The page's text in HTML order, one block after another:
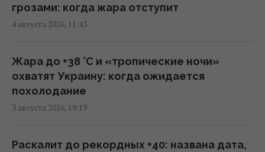
Украина становится для Европы важнее,
14:14 среда, 05 августа 2026
Трамп отказался передать Украине
ракеты для Patriot, – FT
грозами: когда жара отступит
4 августа 2026, 11:43
Жара до +38 °С и «тропические ночи»
охватят Украину: когда ожидается
похолодание
3 августа 2026, 19:19
Раскалит до рекордных +40: названа дата,